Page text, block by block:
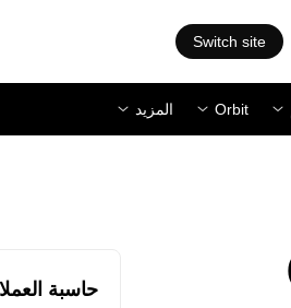
Switch site
Orbit المزيد
حاسبة